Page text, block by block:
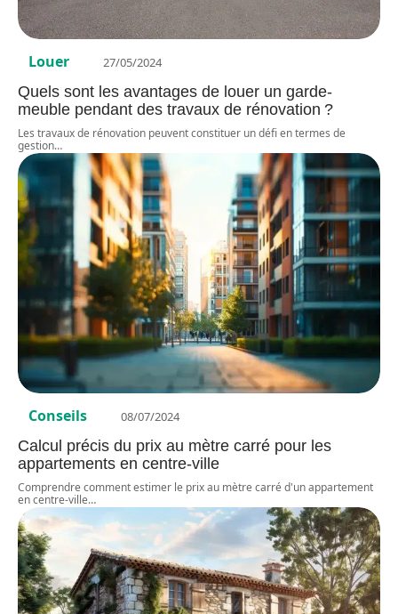
Louer 27/05/2024
Quels sont les avantages de louer un garde-
meuble pendant des travaux de rénovation ?
Les travaux de rénovation peuvent constituer un défi en termes de
gestion…
Conseils 08/07/2024
Calcul précis du prix au mètre carré pour les
appartements en centre-ville
Comprendre comment estimer le prix au mètre carré d'un appartement
en centre-ville…